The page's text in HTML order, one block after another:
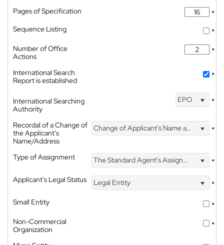
Pages of Specification
*
Sequence Listing
*
Number of Office
Actions
*
International Search
Report is established
*
International Searching
Authority
EPO *
Recordal of a Change of
the Applicant's
Name/Address
Change of Applicant's Name and Address *
Type of Assignment The Standard Agent's Assignment
*
Applicant's Legal Status
Legal Entity
*
Small Entity
*
Non-Commercial
Organization
*